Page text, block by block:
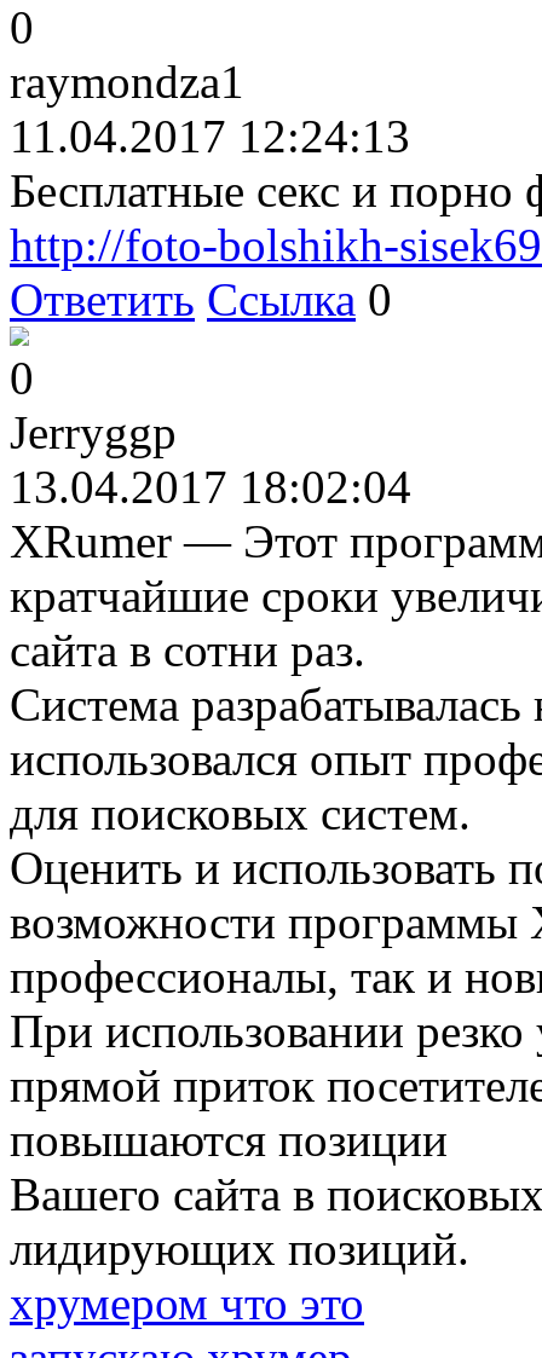
0
raymondza1
11.04.2017 12:24:13
Бесплатные секс и порно
http://foto-bolshikh-
Ответить Ссылка 0
0
Jerryggp
13.04.2017 18:02:04
XRumer — Этот
кратчайшие сроки
сайта в сотни раз.
Система
использовался опыт
для поисковых систем.
Оценить и использовать
возможности программы
профессионалы, так и
При использовании резко
прямой приток
повышаются позиции
Вашего сайта в
лидирующих позиций.
хрумером что это